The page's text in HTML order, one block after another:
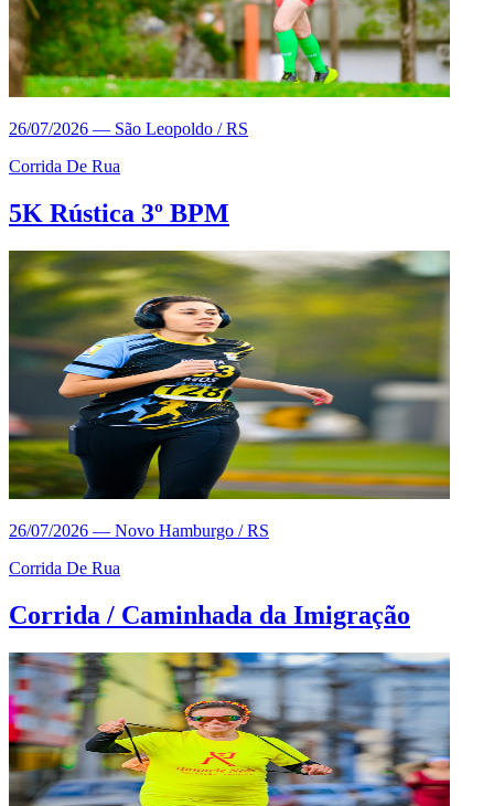
26/07/2026 — São Leopoldo / RS
Corrida De Rua
5K Rústica 3º BPM
26/07/2026 — Novo Hamburgo / RS
Corrida De Rua
Corrida / Caminhada da Imigração